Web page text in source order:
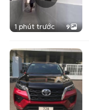
1 phút trước 9